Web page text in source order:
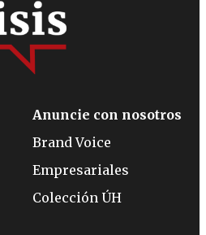
Anuncie con nosotros
Brand Voice
Empresariales
Colección ÚH